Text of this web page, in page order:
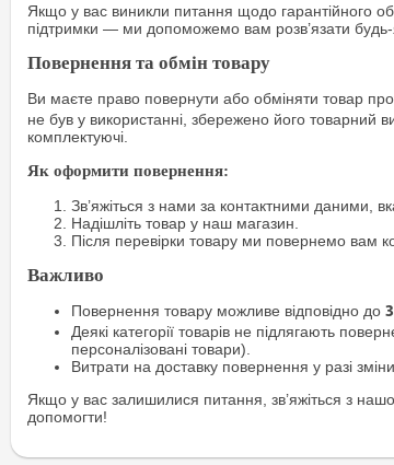
Якщо у вас виникли питання щодо гарантійного
підтримки — ми допоможемо вам розв’язати будь-
Повернення та обмін товару
Ви маєте право повернути або обміняти товар
не був у використанні, збережено його товарний
комплектуючі.
Як оформити повернення:
Зв’яжіться з нами за контактними даними,
Надішліть товар у наш магазин.
Після перевірки товару ми повернемо вам
Важливо
Повернення товару можливе відповідно до
Деякі категорії товарів не підлягають
персоналізовані товари).
Витрати на доставку повернення у разі
Якщо у вас залишилися питання, зв’яжіться з
допомогти!